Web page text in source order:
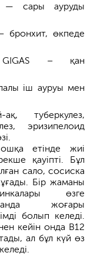
— сары ауруды
бронхит, өкпеде
GIGAS – қан
іш ауруы мен
туберкулез,
эризипелоид
етінде жиі
қауіпті. Бұл
сало, сосиска
Бір жаманы
өзге
жоғары
болып келеді.
кейін онда В12
ал бұл күй өз